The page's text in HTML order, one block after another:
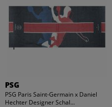
PSG
PSG Paris Saint-Germain x Daniel
Hechter Designer Schal...